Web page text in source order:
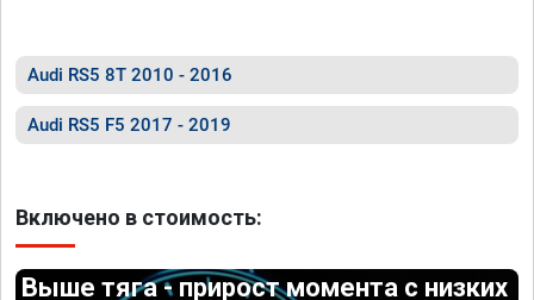
Audi RS5 8T 2010 - 2016
Audi RS5 F5 2017 - 2019
Включено в стоимость:
Выше тяга - прирост момента с низких